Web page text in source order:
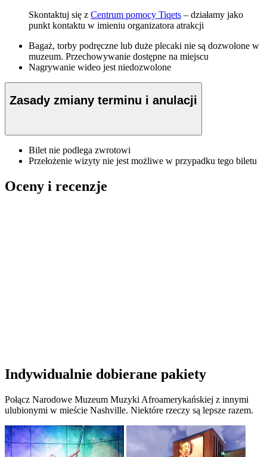
Skontaktuj się z Centrum pomocy Tiqets – działamy jako
punkt kontaktu w imieniu organizatora atrakcji
Bagaż, torby podręczne lub duże plecaki nie są dozwolone w
muzeum. Przechowywanie dostępne na miejscu
Nagrywanie wideo jest niedozwolone
Zasady zmiany terminu i anulacji
Bilet nie podlega zwrotowi
Przełożenie wizyty nie jest możliwe w przypadku tego biletu
Oceny i recenzje
Indywidualnie dobierane pakiety
Połącz Narodowe Muzeum Muzyki Afroamerykańskiej z innymi
ulubionymi w mieście Nashville. Niektóre rzeczy są lepsze razem.